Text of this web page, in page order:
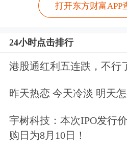
AI收入首超广告，推
对于百度而言，一季
网巨头发展过程中的
当期，AI业务在百度
比首次过半，达到
业务成为第一大收入
打开东方财富APP
24小时点击排行
港股通红利五连跌，不行
昨天热恋 今天冷淡 明天
宇树科技：本次IPO发行
购日为8月10日！